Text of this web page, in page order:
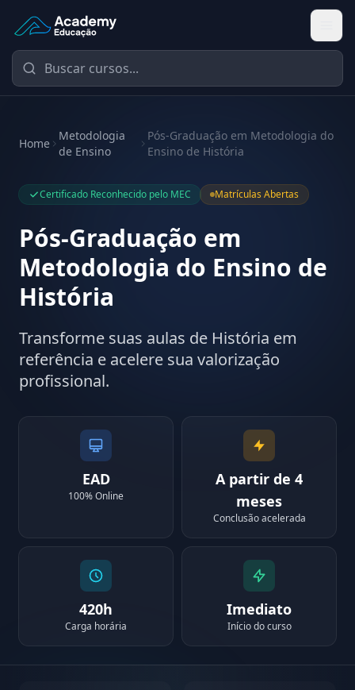
Academy Educação — Página Inicial
Home
Metodologia
de Ensino
Pós-Graduação em Metodologia do
Ensino de História
Certificado Reconhecido pelo MEC Matrículas Abertas
Pós-Graduação em
Metodologia do Ensino de
História
Transforme suas aulas de História em
referência e acelere sua valorização
profissional.
EAD
100% Online
A partir de 4
meses
Conclusão acelerada
420h
Carga horária
Imediato
Início do curso